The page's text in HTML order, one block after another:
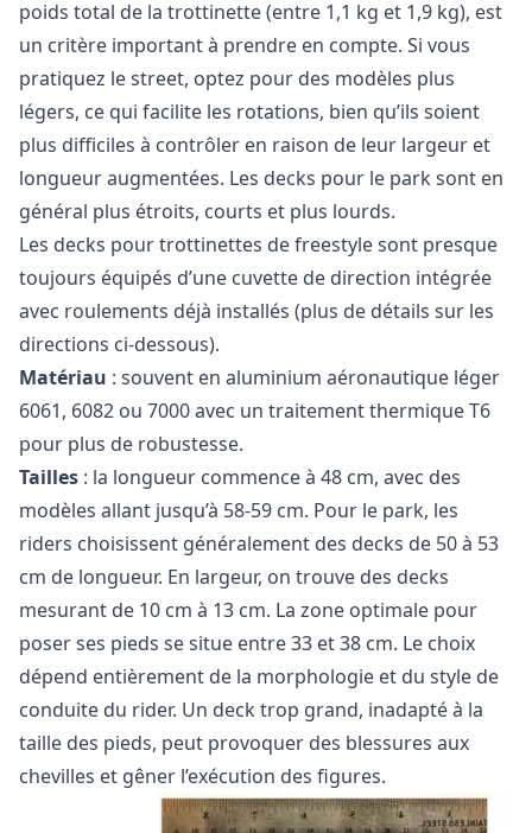
poids total de la trottinette (entre 1,1 kg et 1,9 kg), est
un critère important à prendre en compte. Si vous
pratiquez le street, optez pour des modèles plus
légers, ce qui facilite les rotations, bien qu’ils soient
plus difficiles à contrôler en raison de leur largeur et
longueur augmentées. Les decks pour le park sont en
général plus étroits, courts et plus lourds.
Les decks pour trottinettes de freestyle sont presque
toujours équipés d’une cuvette de direction intégrée
avec roulements déjà installés (plus de détails sur les
directions ci-dessous).
Matériau : souvent en aluminium aéronautique léger
6061, 6082 ou 7000 avec un traitement thermique T6
pour plus de robustesse.
Tailles : la longueur commence à 48 cm, avec des
modèles allant jusqu’à 58-59 cm. Pour le park, les
riders choisissent généralement des decks de 50 à 53
cm de longueur. En largeur, on trouve des decks
mesurant de 10 cm à 13 cm. La zone optimale pour
poser ses pieds se situe entre 33 et 38 cm. Le choix
dépend entièrement de la morphologie et du style de
conduite du rider. Un deck trop grand, inadapté à la
taille des pieds, peut provoquer des blessures aux
chevilles et gêner l’exécution des figures.